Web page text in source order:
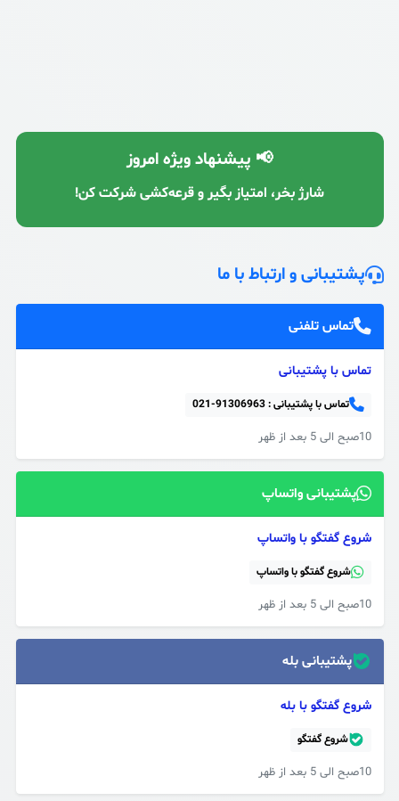
📢 پیشنهاد ویژه امروز
شارژ بخر، امتیاز بگیر و قرعه‌کشی شرکت کن!
پشتیبانی و ارتباط با ما
تماس تلفنی
تماس با پشتیبانی
تماس با پشتیبانی :021-91306963
10صبح الی 5 بعد از ظهر
پشتیبانی واتساپ
شروع گفتگو با واتساپ
شروع گفتگو با واتساپ
10صبح الی 5 بعد از ظهر
پشتیبانی بله
شروع گفتگو با بله
شروع گفتگو
10صبح الی 5 بعد از ظهر